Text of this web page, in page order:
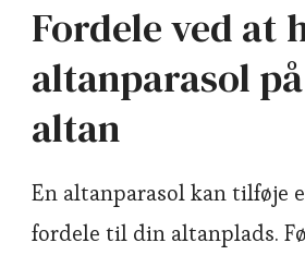
Fordele ved at
altanparasol
altan
En altanparasol kan tilføje
fordele til din altanplads.